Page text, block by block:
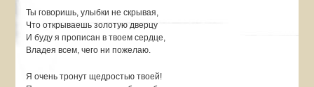
Ты говоришь, улыбки не скрывая,
Что открываешь золотую дверцу
И буду я прописан в твоем сердце,
Владея всем, чего ни пожелаю.
Я очень тронут щедростью твоей!